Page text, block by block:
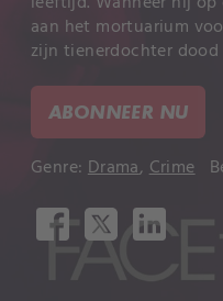
aan het mortuarium
zijn tienerdochter dood
ABONNEER NU
Genre: Drama, Crime